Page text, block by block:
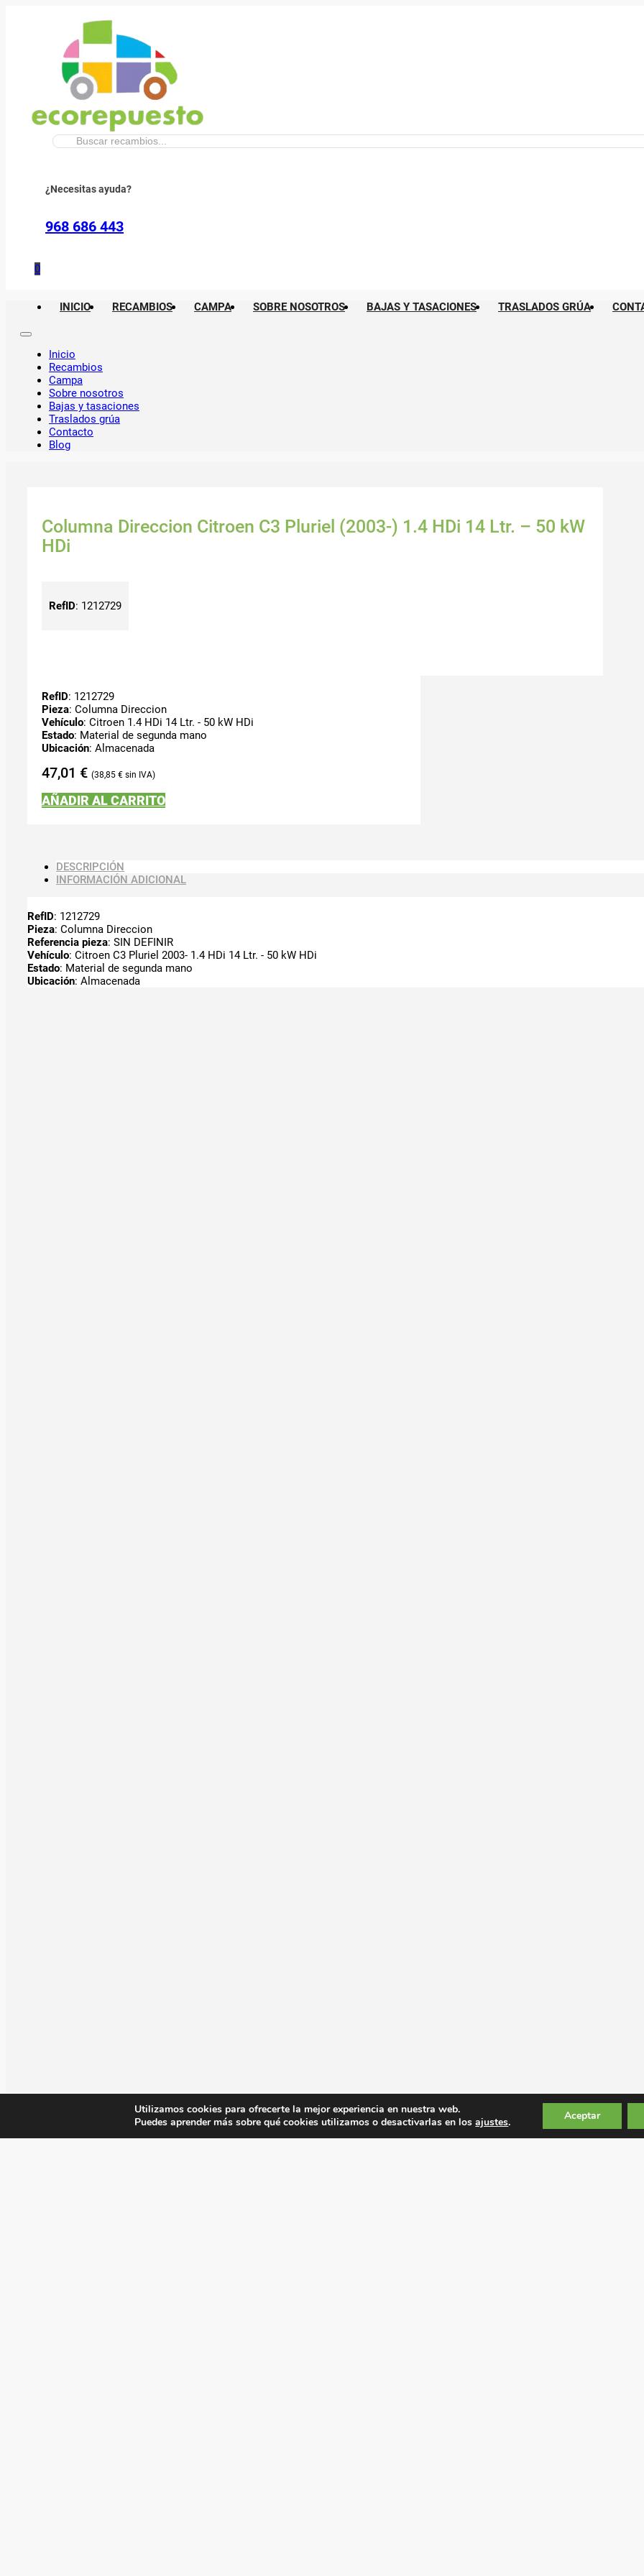
Buscar:
¿Necesitas ayuda?
968 686 443
0
INICIO RECAMBIOS CAMPA SOBRE NOSOTROS BAJAS Y TASACIONES TRASLADOS GRÚA
Inicio
Recambios
Campa
Sobre nosotros
Bajas y tasaciones
Traslados grúa
Contacto
Blog
Columna Direccion Citroen C3 Pluriel (2003-) 1.4 HDi 14 Ltr. – 50 kW
HDi
RefID: 1212729
RefID: 1212729
Pieza: Columna Direccion
Vehículo: Citroen 1.4 HDi 14 Ltr. - 50 kW HDi
Estado: Material de segunda mano
Ubicación: Almacenada
47,01 € 38,85 €
AÑADIR AL CARRITO
DESCRIPCIÓN
INFORMACIÓN ADICIONAL
RefID: 1212729
Pieza: Columna Direccion
Referencia pieza: SIN DEFINIR
Vehículo: Citroen C3 Pluriel 2003- 1.4 HDi 14 Ltr. - 50 kW HDi
Estado: Material de segunda mano
Ubicación: Almacenada
Utilizamos cookies para ofrecerte la mejor experiencia en nuestra web.
Puedes aprender más sobre qué cookies utilizamos o desactivarlas en losajustes. Aceptar